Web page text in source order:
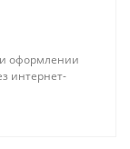
оформлении
интернет-